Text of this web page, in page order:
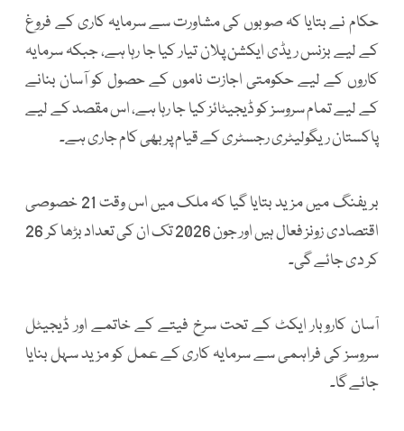
حکام نے بتایا کہ صوبوں کی مشاورت سے سرمایہ کاری کے فروغ
کے لیے بزنس ریڈی ایکشن پلان تیار کیا جا رہا ہے، جبکہ سرمایہ
کاروں کے لیے حکومتی اجازت ناموں کے حصول کو آسان بنانے
کے لیے تمام سروسز کو ڈیجیٹائز کیا جا رہا ہے، اس مقصد کے لیے
پاکستان ریگولیٹری رجسٹری کے قیام پر بھی کام جاری ہے۔
بریفنگ میں مزید بتایا گیا کہ ملک میں اس وقت 21 خصوصی
اقتصادی زونز فعال ہیں اور جون 2026 تک ان کی تعداد بڑھا کر 26
کر دی جائے گی۔
آسان کاروبار ایکٹ کے تحت سرخ فیتے کے خاتمے اور ڈیجیٹل
سروسز کی فراہمی سے سرمایہ کاری کے عمل کو مزید سہل بنایا
جائے گا۔